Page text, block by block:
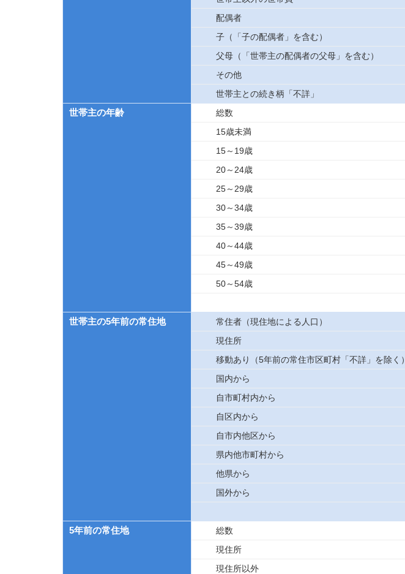
配偶者
子（「子の配偶者」を含む）
父母（「世帯主の配偶者の父母」を含む）
その他
世帯主との続き柄「不詳」
世帯主の年齢
総数
15歳未満
15～19歳
20～24歳
25～29歳
30～34歳
35～39歳
40～44歳
45～49歳
50～54歳
世帯主の5年前の常住地
常住者（現住地による人口）
現住所
移動あり（5年前の常住市区町村「不詳」を除く）
国内から
自市町村内から
自区内から
自市内他区から
県内他市町村から
他県から
国外から
5年前の常住地
総数
現住所
現住所以外